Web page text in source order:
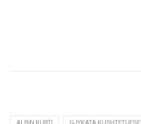
ALBIN KURTI GJYKATA KUSHTETUESE